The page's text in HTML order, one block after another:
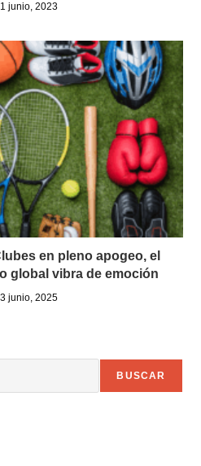
junio, 2023
en pleno apogeo, el
global vibra de emoción
junio, 2025
BUSCAR